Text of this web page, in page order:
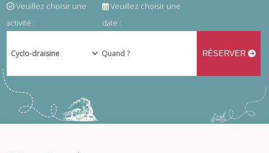
Veuillez choisir une
activité :
Veuillez choisir une
date :
RÉSERVER